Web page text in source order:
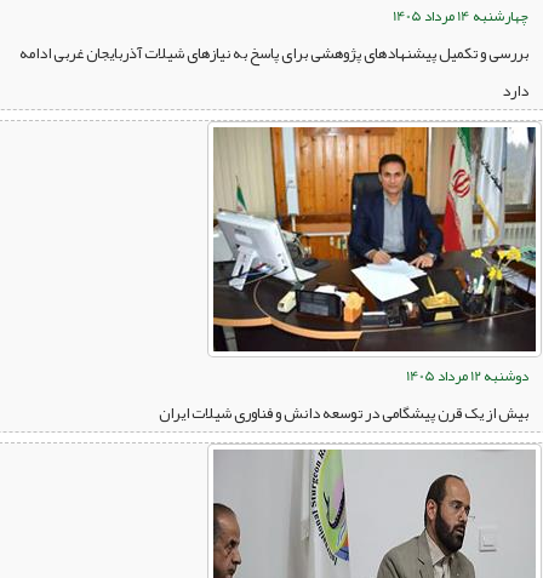
چهارشنبه 14 مرداد 1405
بررسی و تکمیل پیشنهادهای پژوهشی برای پاسخ به نیازهای شیلات آذربایجان غربی ادامه
دارد
دوشنبه 12 مرداد 1405
بیش از یک قرن پیشگامی در توسعه دانش و فناوری شیلات ایران